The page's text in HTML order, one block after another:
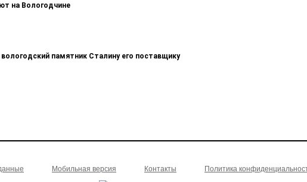
на Вологодчине
памятник Сталину его поставщику
Мобильная версия Контакты Политика